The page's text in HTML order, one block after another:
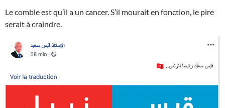
Le comble est qu’il a un cancer. S’il mourait en fonction, le pire
serait à craindre.